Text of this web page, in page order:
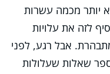
יותר מכמה עשרות
לזה את עלויות
אבל רגע, לפני
שאלות שעלולות